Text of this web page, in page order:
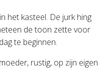
het kasteel. De jurk hing
de toon zette voor
te beginnen.
rustig, op zijn eigen